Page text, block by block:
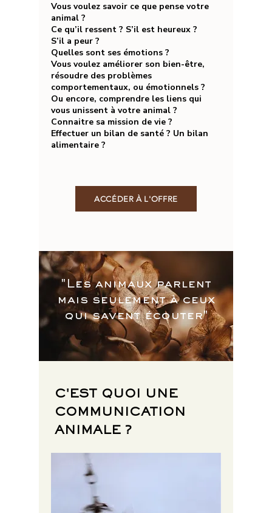
Vous voulez savoir ce que pense votre
animal ?
Ce qu’il ressent ? S’il est heureux ?
S’il a peur ?
Quelles sont ses émotions ?​
Vous voulez améliorer son bien-être,
résoudre des problèmes
comportementaux, ou émotionnels ?​
Ou encore, comprendre les liens qui
vous unissent à votre animal ?​
Connaitre sa mission de vie ?
Effectuer un bilan de santé ? Un bilan
alimentaire ?
ACCÉDER À L'OFFRE
"Les animaux parlent
mais seulement à ceux
qui savent écouter"
C'EST QUOI UNE
COMMUNICATION
ANIMALE ?